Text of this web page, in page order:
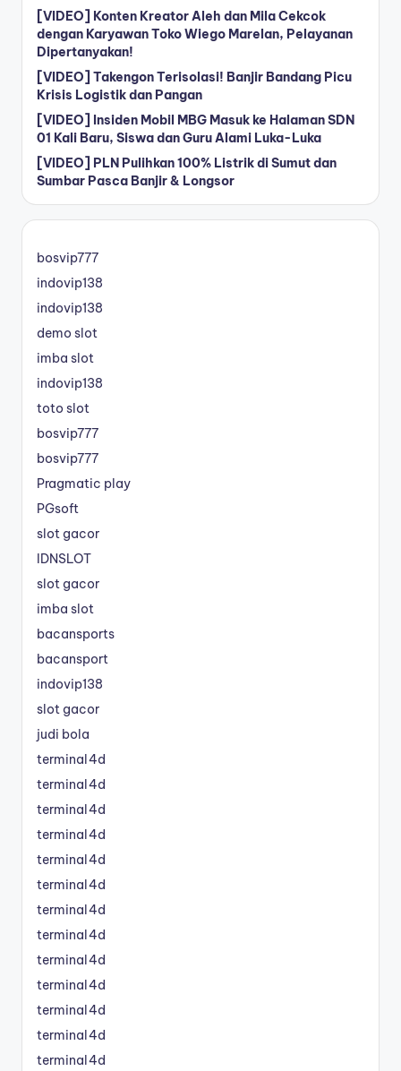
[VIDEO] Konten Kreator Aleh dan Mila Cekcok
dengan Karyawan Toko Wiego Marelan, Pelayanan
Dipertanyakan!
[VIDEO] Takengon Terisolasi! Banjir Bandang Picu
Krisis Logistik dan Pangan
[VIDEO] Insiden Mobil MBG Masuk ke Halaman SDN
01 Kali Baru, Siswa dan Guru Alami Luka-Luka
[VIDEO] PLN Pulihkan 100% Listrik di Sumut dan
Sumbar Pasca Banjir & Longsor
bosvip777
indovip138
indovip138
demo slot
imba slot
indovip138
toto slot
bosvip777
bosvip777
Pragmatic play
PGsoft
slot gacor
IDNSLOT
slot gacor
imba slot
bacansports
bacansport
indovip138
slot gacor
judi bola
terminal4d
terminal4d
terminal4d
terminal4d
terminal4d
terminal4d
terminal4d
terminal4d
terminal4d
terminal4d
terminal4d
terminal4d
terminal4d